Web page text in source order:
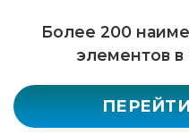
Более 200
элементов в